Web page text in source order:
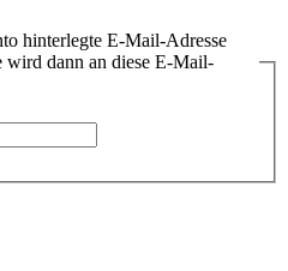
hinterlegte E-Mail-Adresse
wird dann an diese E-Mail-